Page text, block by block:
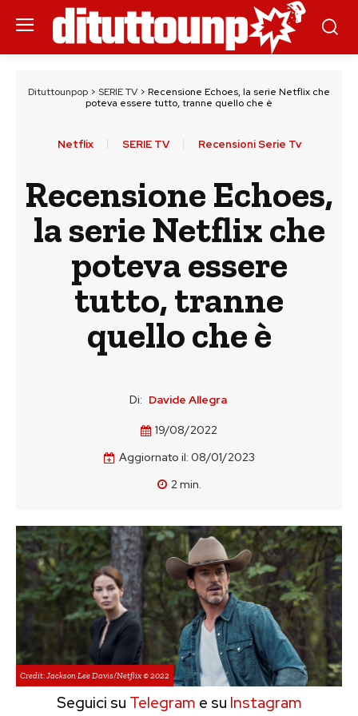
Dituttounpop > SERIE TV > Recensione Echoes, la serie Netflix che
poteva essere tutto, tranne quello che è
Netflix SERIE TV Recensioni Serie Tv
Recensione Echoes,
la serie Netflix che
poteva essere
tutto, tranne
quello che è
Di: Davide Allegra
19/08/2022
Aggiornato il: 08/01/2023
2min.
Credit: Jackson Lee Davis/Netflix © 2022
Seguici su Telegram e su Instagram